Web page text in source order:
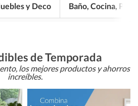
y Deco Baño, Cocina, Pisos
de Temporada
los mejores productos y ahorros
increíbles.